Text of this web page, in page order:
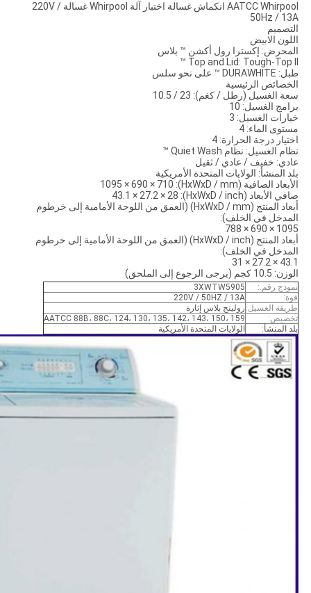
AATCC Whirpool انكماش غسالة اختبار آلة Whirpool غسالة 220V /
50Hz / 13A
التصميم
اللون الابيض
المحرض: إكسترا رول أكشن ™ بلاس
Top and Lid: Tough-Top ll ™
طبل: DURAWHITE ™ على نحو سلس
الخصائص الرئيسية
سعة الغسيل (رطل / كغم): 23 / 10.5
برامج الغسيل: 10
خيارات الغسيل: 3
مستوى الماء: 4
اختيار درجة الحرارة: 4
نظام الغسيل: نظام Quiet Wash ™
عادي: خفيف / عادي / ثقيل
بلد المنشأ: الولايات المتحدة الأمريكية
الأبعاد الصافية (HxWxD / mm): 1095 × 690 × 710
صافي الأبعاد (HxWxD / inch): 43.1 × 27.2 × 28
أبعاد المنتج (HxWxD / mm) (العمق من اللوحة الأمامية إلى خرطوم
المدخل في الخلف):
1095 × 690 × 788
أبعاد المنتج (HxWxD / inch) (العمق من اللوحة الأمامية إلى خرطوم
المدخل في الخلف):
43.1 × 27.2 × 31
الوزن: 10.5 كجم (يرجى الرجوع إلى الملحق)
نموذج رقم.:
3XWTW5905
قوة:
220V / 50HZ / 13A
طريقة الغسيل: رولينج بلاس إثارة
تخصيص:
AATCC 88B، 88C، 124، 130، 135، 142، 143، 150، 159
بلد المنشأ:
الولايات المتحدة الأمريكية